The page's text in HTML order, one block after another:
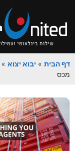
דף הבית » יבוא יצוא »
מכס